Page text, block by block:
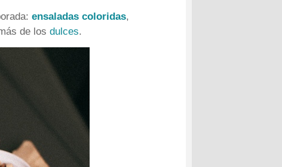
ensaladas coloridas,
de losdulces.